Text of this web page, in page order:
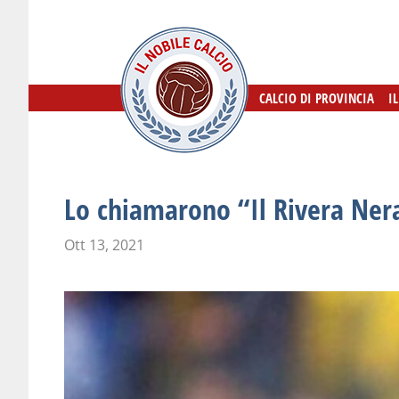
CALCIO DI PROVINCIA
CALCIO DI PROVINCIA
Lo chiamarono “Il Rivera
Ott 13, 2021